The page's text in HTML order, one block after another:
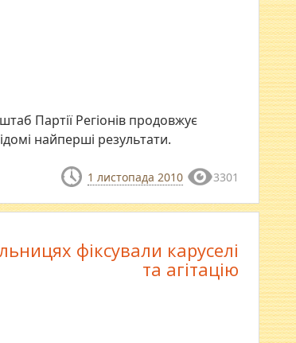
Партії Регіонів продовжує
найперші результати.
1 листопада 2010 3301
фіксували каруселі
та агітацію